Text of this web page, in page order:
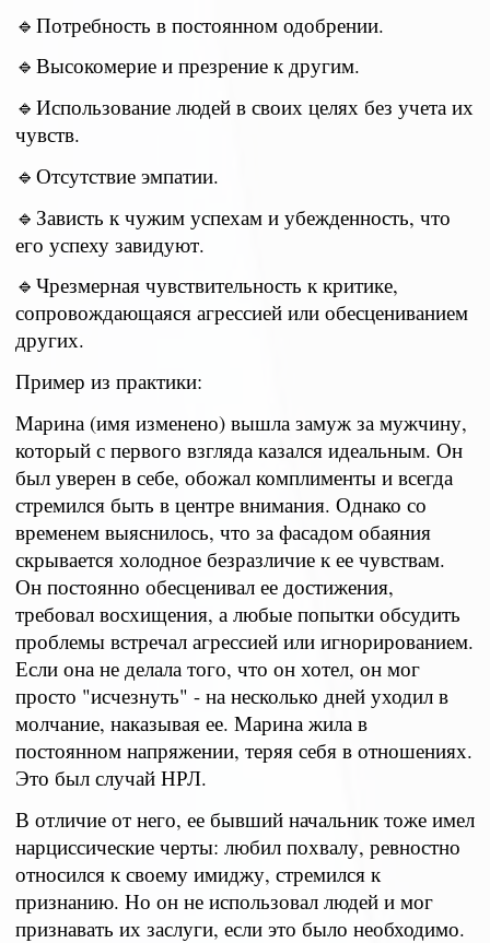
🔹Потребность в постоянном одобрении.
🔹Высокомерие и презрение к другим.
🔹Использование людей в своих целях без учета их
чувств.
🔹Отсутствие эмпатии.
🔹Зависть к чужим успехам и убежденность, что
его успеху завидуют.
🔹Чрезмерная чувствительность к критике,
сопровождающаяся агрессией или обесцениванием
других.
Пример из практики:
Марина (имя изменено) вышла замуж за мужчину,
который с первого взгляда казался идеальным. Он
был уверен в себе, обожал комплименты и всегда
стремился быть в центре внимания. Однако со
временем выяснилось, что за фасадом обаяния
скрывается холодное безразличие к ее чувствам.
Он постоянно обесценивал ее достижения,
требовал восхищения, а любые попытки обсудить
проблемы встречал агрессией или игнорированием.
Если она не делала того, что он хотел, он мог
просто "исчезнуть" - на несколько дней уходил в
молчание, наказывая ее. Марина жила в
постоянном напряжении, теряя себя в отношениях.
Это был случай НРЛ.
В отличие от него, ее бывший начальник тоже имел
нарциссические черты: любил похвалу, ревностно
относился к своему имиджу, стремился к
признанию. Но он не использовал людей и мог
признавать их заслуги, если это было необходимо.